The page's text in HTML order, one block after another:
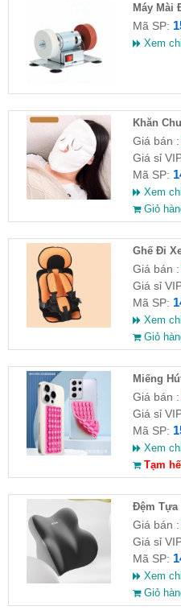
Máy Mài
Mã SP:
Xem
Khăn
Lớp
Giá bán :
Giá sỉ
Mã SP:
Xem
Giỏ
Ghế Đi
56x24x36
Giá bán :
Giá sỉ
Mã SP:
Xem
Giỏ
Miếng
Thoại
Giá bán :
Giá sỉ
Mã SP:
Xem
Tạm
Đệm Tựa
Giá bán :
Giá sỉ
Mã SP:
Xem
Giỏ